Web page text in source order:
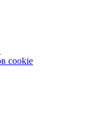
cookie